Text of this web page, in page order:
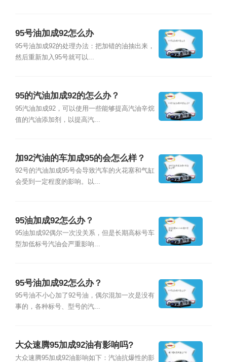
95号油加成92怎么办
95号油加成92的处理办法：把加错的油抽出来，
然后重新加入95号就可以...
95的汽油加成92的怎么办？
95汽油加成92，可以使用一些能够提高汽油辛烷
值的汽油添加剂，以提高汽...
加92汽油的车加成95的会怎么样？
92号的汽油加成95号会导致汽车的火花塞和气缸
会受到一定程度的影响。以...
95油加成92怎么办？
95油加成92偶尔一次没关系，但是长期高标号车
型加低标号汽油会严重影响...
95号油加成92怎么办？
95号油不小心加了92号油，偶尔混加一次是没有
事的，各种标号、型号的汽...
大众速腾95加成92油有影响吗?
大众速腾95加成92油影响如下：汽油抗爆性的影